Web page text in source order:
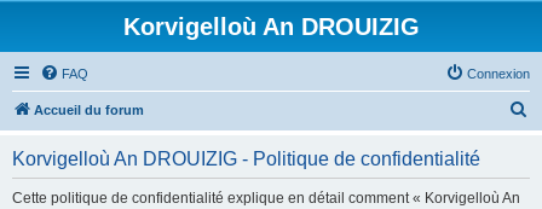
Korvigelloù An DROUIZIG
FAQ Connexion
Accueil du forum
Korvigelloù An DROUIZIG - Politique de confidentialité
Cette politique de confidentialité explique en détail comment « Korvigelloù An